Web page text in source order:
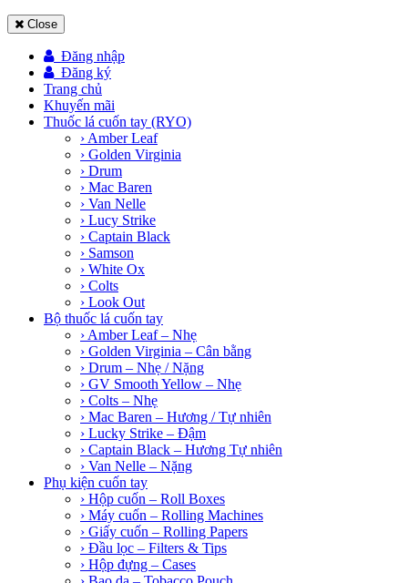
Close
Đăng nhập
Đăng ký
Trang chủ
Khuyến mãi
Thuốc lá cuốn tay (RYO)
› Amber Leaf
› Golden Virginia
› Drum
› Mac Baren
› Van Nelle
› Lucy Strike
› Captain Black
› Samson
› White Ox
› Colts
› Look Out
Bộ thuốc lá cuốn tay
› Amber Leaf – Nhẹ
› Golden Virginia – Cân bằng
› Drum – Nhẹ / Nặng
› GV Smooth Yellow – Nhẹ
› Colts – Nhẹ
› Mac Baren – Hương / Tự nhiên
› Lucky Strike – Đậm
› Captain Black – Hương Tự nhiên
› Van Nelle – Nặng
Phụ kiện cuốn tay
› Hộp cuốn – Roll Boxes
› Máy cuốn – Rolling Machines
› Giấy cuốn – Rolling Papers
› Đầu lọc – Filters & Tips
› Hộp đựng – Cases